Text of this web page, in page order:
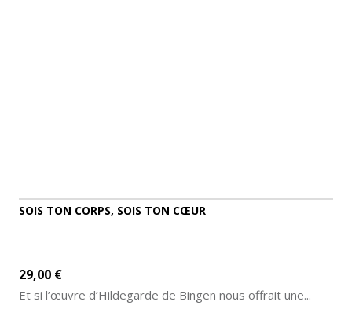
SOIS TON CORPS, SOIS TON CŒUR
29,00 €
Et si l’œuvre d’Hildegarde de Bingen nous offrait une...